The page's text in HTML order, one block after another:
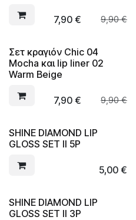
7,90 € 9,90€
Σετ κραγιόν Chic 04
Mocha και lip liner 02
Warm Beige
7,90 € 9,90€
SHINE DIAMOND LIP
GLOSS SET II 5P
5,00€
SHINE DIAMOND LIP
GLOSS SET II 3P